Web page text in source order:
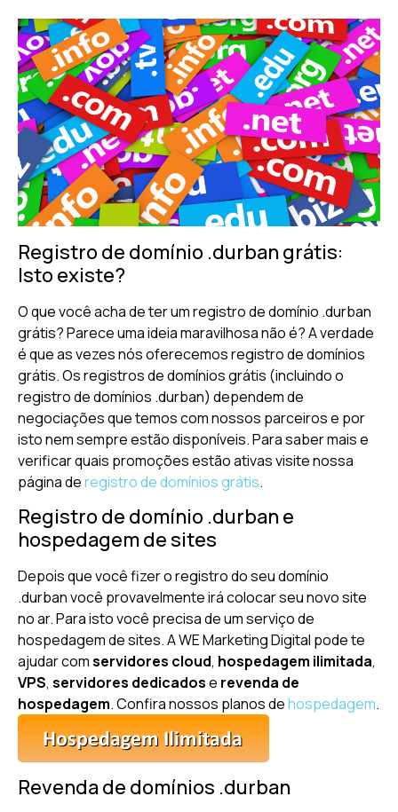
Registro de domínio .durban grátis:
Isto existe?
O que você acha de ter um registro de domínio .durban
grátis? Parece uma ideia maravilhosa não é? A verdade
é que as vezes nós oferecemos registro de domínios
grátis. Os registros de domínios grátis (incluindo o
registro de domínios .durban) dependem de
negociações que temos com nossos parceiros e por
isto nem sempre estão disponíveis. Para saber mais e
verificar quais promoções estão ativas visite nossa
página deregistro de domínios grátis.
Registro de domínio .durban e
hospedagem de sites
Depois que você fizer o registro do seu domínio
.durban você provavelmente irá colocar seu novo site
no ar. Para isto você precisa de um serviço de
hospedagem de sites. A WE Marketing Digital pode te
ajudar comservidores cloud, hospedagem ilimitada,
VPS, servidores dedicadose revenda de
hospedagem. Confira nossos planos dehospedagem.
Revenda de domínios .durban